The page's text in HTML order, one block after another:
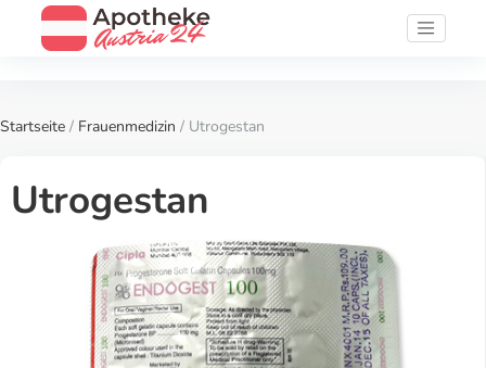
Startseite / Frauenmedizin / Utrogestan
Utrogestan